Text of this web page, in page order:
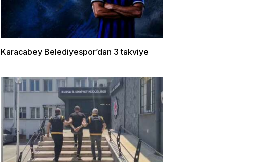
Karacabey Belediyespor’dan 3 takviye